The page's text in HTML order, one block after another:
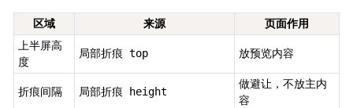
区域 来源
页面作用
上半屏高
度
局部折痕 top 放预览内容
折痕间隔 局部折痕 height
做避让，不放主内
容